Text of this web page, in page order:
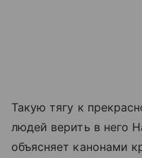
Такую тягу к
людей верить в него
объясняет канонами